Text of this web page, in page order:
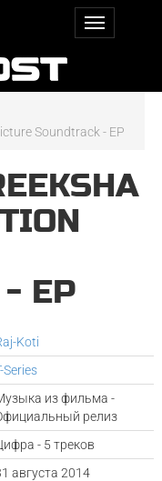
Soundtrack - EP
- EP
Koti
Series
из фильма -
релиз
- 5 треков
августа 2014